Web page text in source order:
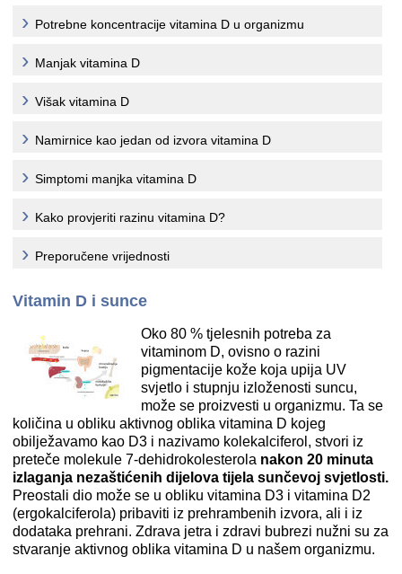
Potrebne koncentracije vitamina D u organizmu
Manjak vitamina D
Višak vitamina D
Namirnice kao jedan od izvora vitamina D
Simptomi manjka vitamina D
Kako provjeriti razinu vitamina D?
Preporučene vrijednosti
Vitamin D i sunce
Oko 80 % tjelesnih potreba za
vitaminom D, ovisno o razini
pigmentacije kože koja upija UV
svjetlo i stupnju izloženosti suncu,
može se proizvesti u organizmu. Ta se
količina u obliku aktivnog oblika vitamina D kojeg
obilježavamo kao D3 i nazivamo kolekalciferol, stvori iz
preteče molekule 7‑dehidrokolesterola nakon 20 minuta
izlaganja nezaštićenih dijelova tijela sunčevoj svjetlosti.
Preostali dio može se u obliku vitamina D3 i vitamina D2
(ergokalciferola) pribaviti iz prehrambenih izvora, ali i iz
dodataka prehrani. Zdrava jetra i zdravi bubrezi nužni su za
stvaranje aktivnog oblika vitamina D u našem organizmu.